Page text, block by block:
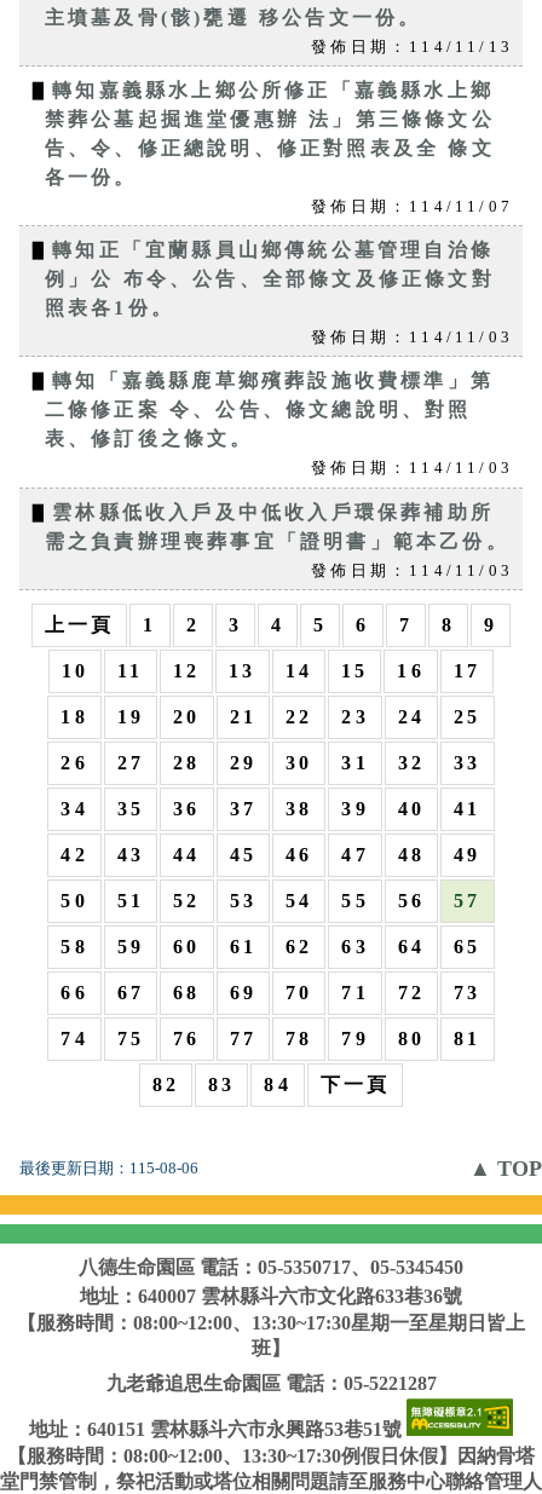
主墳墓及骨(骸)甕遷 移公告文一份。
發佈日期：114/11/13
▋轉知嘉義縣水上鄉公所修正「嘉義縣水上鄉
禁葬公墓起掘進堂優惠辦 法」第三條條文公
告、令、修正總說明、修正對照表及全 條文
各一份。
發佈日期：114/11/07
▋轉知正「宜蘭縣員山鄉傳統公墓管理自治條
例」公 布令、公告、全部條文及修正條文對
照表各1份。
發佈日期：114/11/03
▋轉知「嘉義縣鹿草鄉殯葬設施收費標準」第
二條修正案 令、公告、條文總說明、對照
表、修訂後之條文。
發佈日期：114/11/03
雲林縣低收入戶及中低收入戶環保葬補助所
需之負責辦理喪葬事宜「證明書」範本乙份。
發佈日期：114/11/03
上一頁 1 2 3 4 5 6 7 8 9
10 11 12 13 14 15 16 17
18 19 20 21 22 23 24 25
26 27 28 29 30 31 32 33
34 35 36 37 38 39 40 41
42 43 44 45 46 47 48 49
50 51 52 53 54 55 56 57
58 59 60 61 62 63 64 65
66 67 68 69 70 71 72 73
74 75 76 77 78 79 80 81
82 83 84 下一頁
最後更新日期： 115-08-06 ▲ TOP
八德生命園區 電話：05-5350717、05-5345450
地址：640007 雲林縣斗六市文化路633巷36號
【服務時間：08:00~12:00、13:30~17:30星期一至星期日皆上
班】
九老爺追思生命園區 電話：05-5221287
地址：640151 雲林縣斗六市永興路53巷51號
【服務時間：08:00~12:00、13:30~17:30例假日休假】因納骨塔
堂門禁管制，祭祀活動或塔位相關問題請至服務中心聯絡管理人